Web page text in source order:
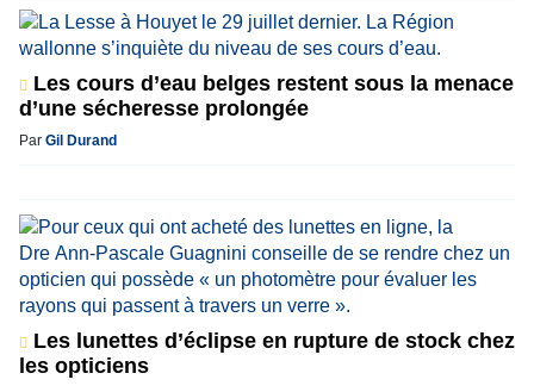
Les cours d’eau belges restent sous la menace
d’une sécheresse prolongée
Par Gil Durand
Les lunettes d’éclipse en rupture de stock chez
les opticiens